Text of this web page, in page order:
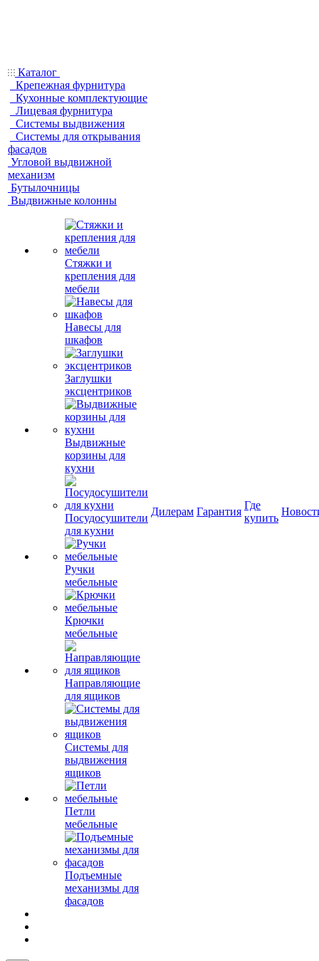
Каталог
Крепежная фурнитура
Кухонные комплектующие
Лицевая фурнитура
Системы выдвижения
Системы для открывания
фасадов
Угловой выдвижной
механизм
Бутылочницы
Выдвижные колонны
Стяжки и
крепления для
мебели
Навесы для
шкафов
Заглушки
эксцентриков
Выдвижные
корзины для
кухни
Посудосушители
для кухни
Ручки
мебельные
Крючки
мебельные
Направляющие
для ящиков
Системы для
выдвижения
ящиков
Петли
мебельные
Подъемные
механизмы для
фасадов
Дилерам Гарантия
Где
купить